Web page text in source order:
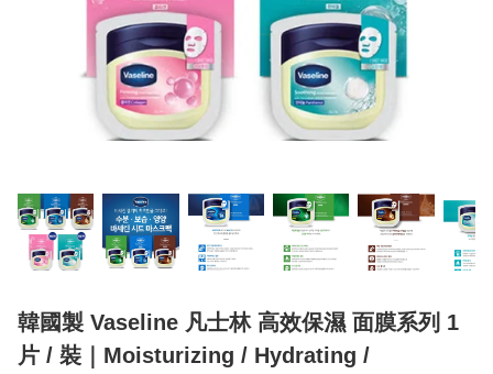
韓國製 Vaseline 凡士林 高效保濕 面膜系列 1
片 / 裝｜Moisturizing / Hydrating /